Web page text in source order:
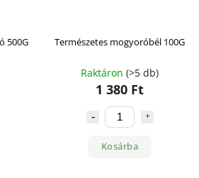
500G Természetes mogyoróbél 100G
Raktáron (>5 db)
1 380 Ft
Kosárba